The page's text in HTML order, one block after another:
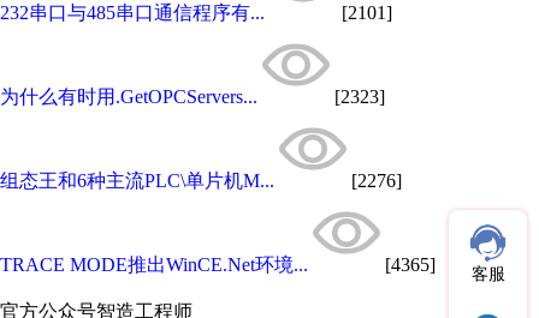
232串口与485串口通信程序有... [2101]
为什么有时用.GetOPCServers... [2323]
组态王和6种主流PLC\单片机M... [2276]
TRACE MODE推出WinCE.Net环境... [4365]
官方公众号智造工程师
客服